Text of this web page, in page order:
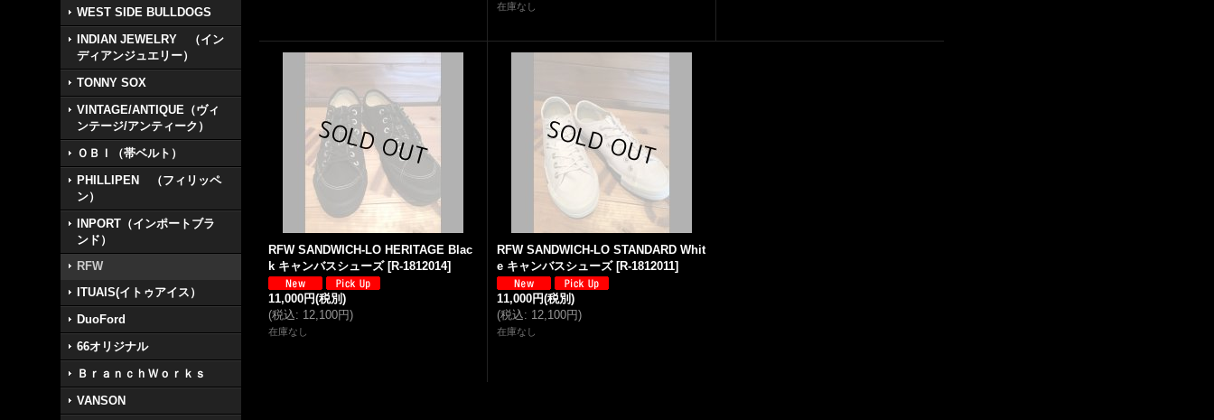
WEST SIDE BULLDOGS
INDIAN JEWELRY （イン
ディアンジュエリー）
TONNY SOX
VINTAGE/ANTIQUE（ヴィ
ンテージ/アンティーク）
ＯＢＩ（帯ベルト）
PHILLIPEN （フィリッペ
ン）
INPORT（インポートブラ
ンド）
RFW
ITUAIS(イトゥアイス）
DuoFord
66オリジナル
ＢｒａｎｃｈＷｏｒｋｓ
VANSON
在庫なし
RFW SANDWICH-LO HERITAGE Blac
k キャンバスシューズ [R-1812014]
11,000円(税別)
(税込: 12,100円)
在庫なし
RFW SANDWICH-LO STANDARD Whit
e キャンバスシューズ [R-1812011]
11,000円(税別)
(税込: 12,100円)
在庫なし